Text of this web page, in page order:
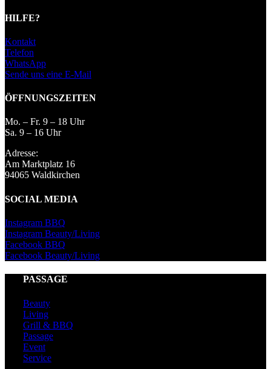
HILFE?
Kontakt
Telefon
WhatsApp
Sende uns eine E-Mail
ÖFFNUNGSZEITEN
Mo. – Fr. 9 – 18 Uhr
Sa. 9 – 16 Uhr
Adresse:
Am Marktplatz 16
94065 Waldkirchen
SOCIAL MEDIA
Instagram BBQ
Instagram Beauty/Living
Facebook BBQ
Facebook Beauty/Living
PASSAGE
Beauty
Living
Grill & BBQ
Passage
Event
Service